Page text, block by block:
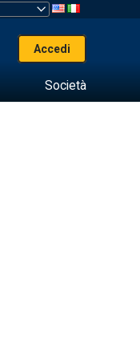
Accedi
Società